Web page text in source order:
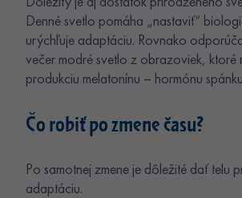
Denné svetlo pomáha „nastaviť“
urýchľuje adaptáciu. Rovnako
večer modré svetlo z obrazoviek, ktoré
produkciu melatonínu – hormónu
Čo robiť po zmene času?
Po samotnej zmene je dôležité dať telu
adaptáciu.